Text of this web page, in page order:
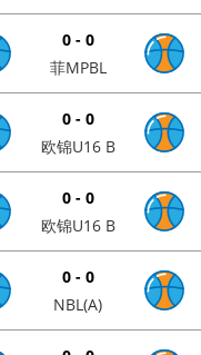
0 - 0
菲MPBL
0 - 0
欧锦U16 B
0 - 0
欧锦U16 B
0 - 0
NBL(A)